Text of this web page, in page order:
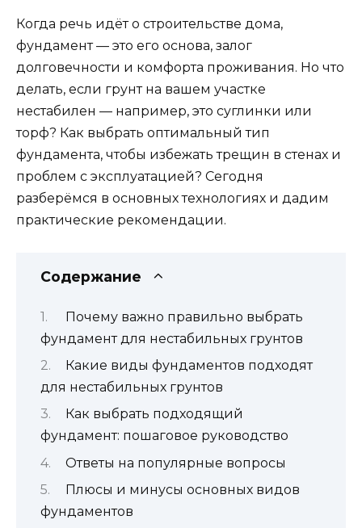
Когда речь идёт о строительстве дома,
фундамент — это его основа, залог
долговечности и комфорта проживания. Но что
делать, если грунт на вашем участке
нестабилен — например, это суглинки или
торф? Как выбрать оптимальный тип
фундамента, чтобы избежать трещин в стенах и
проблем с эксплуатацией? Сегодня
разберёмся в основных технологиях и дадим
практические рекомендации.
Содержание
Почему важно правильно выбрать
фундамент для нестабильных грунтов
Какие виды фундаментов подходят
для нестабильных грунтов
Как выбрать подходящий
фундамент: пошаговое руководство
Ответы на популярные вопросы
Плюсы и минусы основных видов
фундаментов